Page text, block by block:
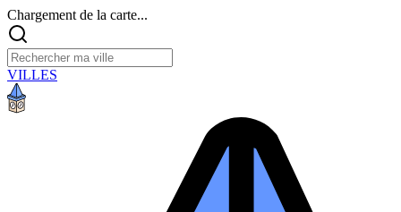
Chargement de la carte...
VILLES